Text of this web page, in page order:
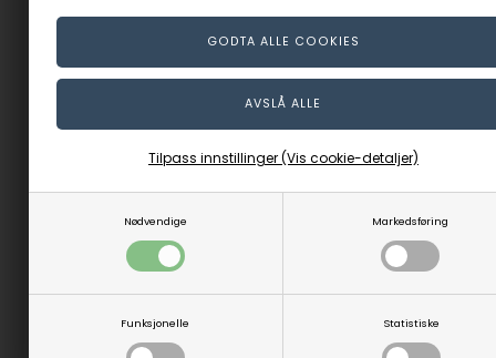
Nødvendige Markedsføring
Funksjonelle Statistiske
Tilpass innstillinger (Vis cookie-detaljer)
52x250x250 mm
219,00NOK
Evt. leveringskostnader
52x260x1000 mm
1.149,00NOK
Evt. leveringskostnader